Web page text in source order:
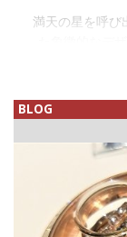
満天の星を呼
ス。多様性。
BLOG